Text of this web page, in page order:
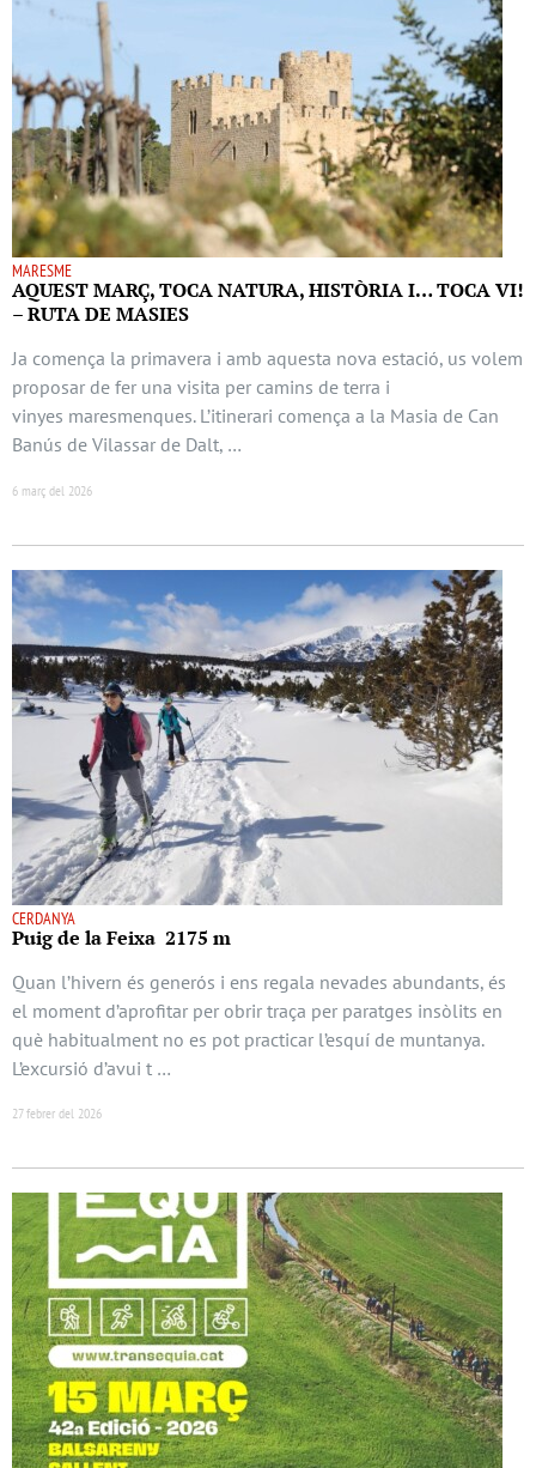
MARESME
AQUEST MARÇ, TOCA NATURA, HISTÒRIA I… TOCA VI!
– RUTA DE MASIES
Ja comença la primavera i amb aquesta nova estació, us volem
proposar de fer una visita per camins de terra i
vinyes maresmenques. L’itinerari comença a la Masia de Can
Banús de Vilassar de Dalt, …
6 març del 2026
CERDANYA
Puig de la Feixa 2175 m
Quan l’hivern és generós i ens regala nevades abundants, és
el moment d’aprofitar per obrir traça per paratges insòlits en
què habitualment no es pot practicar l’esquí de muntanya.
L’excursió d’avui t …
27 febrer del 2026